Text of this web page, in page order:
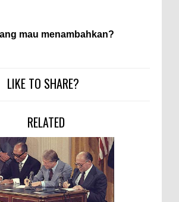
mau menambahkan?
LIKE TO SHARE?
RELATED